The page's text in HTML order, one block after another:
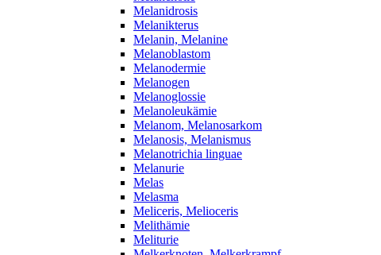
Melanidrosis
Melanikterus
Melanin, Melanine
Melanoblastom
Melanodermie
Melanogen
Melanoglossie
Melanoleukämie
Melanom, Melanosarkom
Melanosis, Melanismus
Melanotrichia linguae
Melanurie
Melas
Melasma
Meliceris, Melioceris
Melithämie
Meliturie